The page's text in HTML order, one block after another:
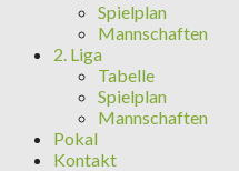
Spielplan
Mannschaften
2. Liga
Tabelle
Spielplan
Mannschaften
Pokal
Kontakt